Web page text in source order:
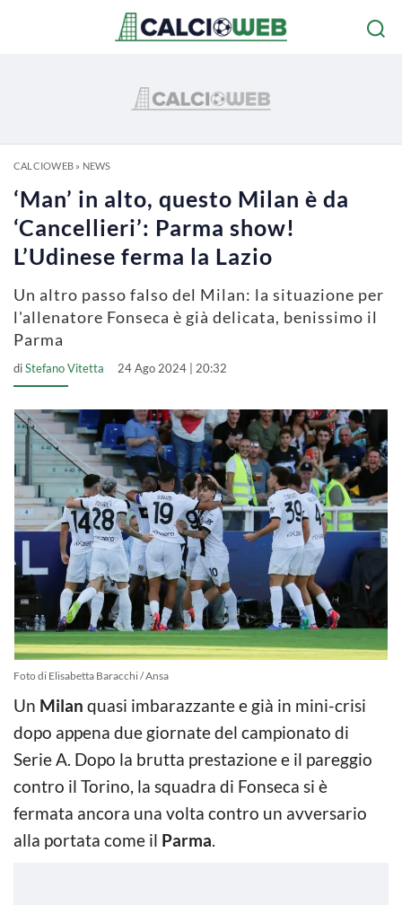
CALCIOWEB» NEWS
‘Man’ in alto, questo Milan è da
‘Cancellieri’: Parma show!
L’Udinese ferma la Lazio
Un altro passo falso del Milan: la situazione per
l'allenatore Fonseca è già delicata, benissimo il
Parma
diStefano Vitetta 24 Ago 2024 | 20:32
Foto di Elisabetta Baracchi / Ansa
Un Milan quasi imbarazzante e già in mini-crisi
dopo appena due giornate del campionato di
Serie A. Dopo la brutta prestazione e il pareggio
contro il Torino, la squadra di Fonseca si è
fermata ancora una volta contro un avversario
alla portata come il Parma.